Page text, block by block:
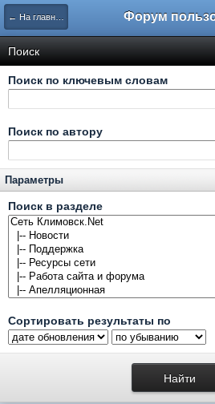
← На главную
Поиск
Поиск по ключевым словам
Поиск по автору
Параметры
Поиск в разделе
Сортировать результаты по